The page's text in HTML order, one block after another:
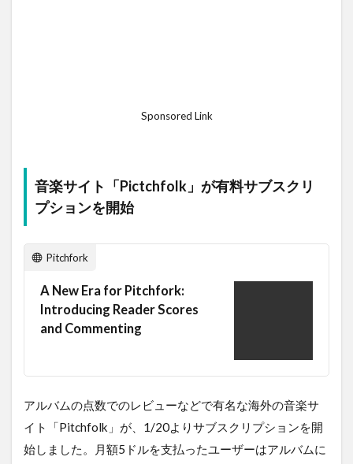
Sponsored Link
音楽サイト「Pictchfolk」が有料サブスクリ
プションを開始
Pitchfork
A New Era for Pitchfork:
Introducing Reader Scores
and Commenting
アルバムの点数でのレビューなどで有名な海外の音楽サ
イト「Pitchfolk」が、1/20よりサブスクリプションを開
始しました。月額5ドルを支払ったユーザーはアルバムに